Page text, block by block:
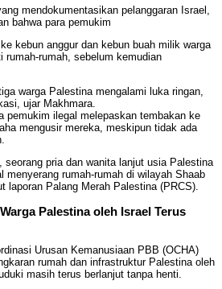
mendokumentasikan pelanggaran Israel,
bahwa para pemukim
kebun anggur dan kebun buah milik warga
rumah-rumah, sebelum kemudian
warga Palestina mengalami luka ringan,
ujar Makhmara.
pemukim ilegal melepaskan tembakan ke
mengusir mereka, meskipun tidak ada
seorang pria dan wanita lanjut usia Palestina
menyerang rumah-rumah di wilayah Shaab
laporan Palang Merah Palestina (PRCS).
Palestina oleh Israel Terus
Urusan Kemanusiaan PBB (OCHA)
rumah dan infrastruktur Palestina oleh
masih terus berlanjut tanpa henti.